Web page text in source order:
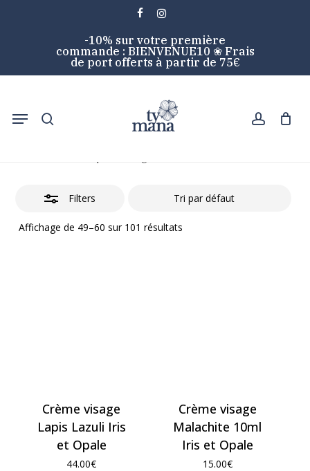
facebookinstagram
-10% sur votre première
commande : BIENVENUE10 ❀ Frais
de port offerts à partir de 75€
Menu
Cart
Boutique
Filters
Affichage de 49–60 sur 101 résultats
Crème visage
Lapis Lazuli Iris
et Opale
44.00€
Crème visage
Malachite 10ml
Iris et Opale
15.00€